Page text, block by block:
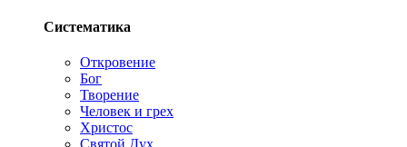
Систематика
Откровение
Бог
Творение
Человек и грех
Христос